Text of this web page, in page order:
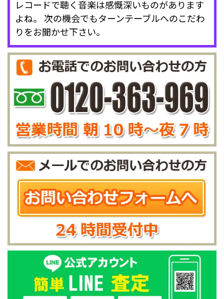
レコードで聴く音楽は感慨深いものがあります
よね。 次の機会でもターンテーブルへのこだわ
りをお聞かせ下さい。